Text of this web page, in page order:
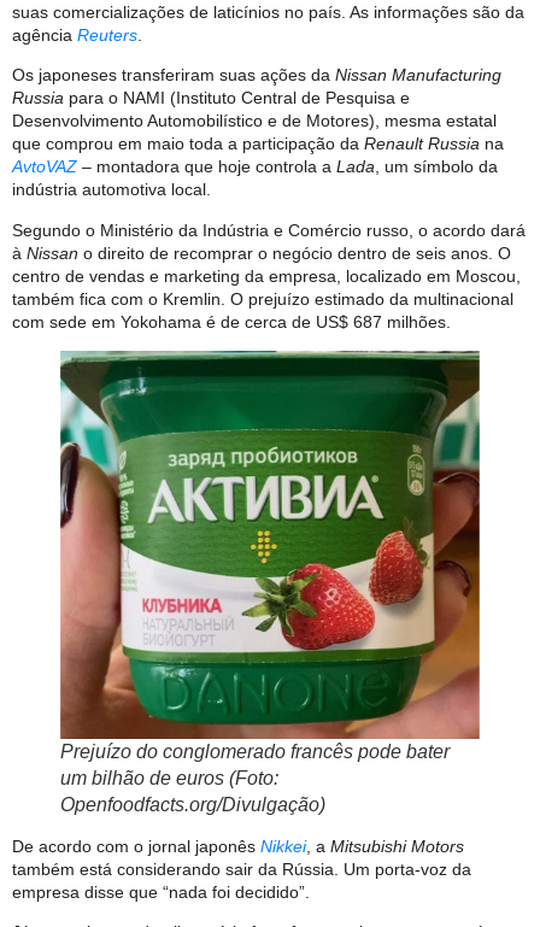
suas comercializações de laticínios no país. As informações são da
agência Reuters
Os japoneses transferiram suas ações da Nissan Manufacturing
Russia para o NAMI (Instituto Central de Pesquisa e
Desenvolvimento Automobilístico e de Motores), mesma estatal
que comprou em maio toda a participação da Renault Russia na
AvtoVAZ – montadora que hoje controla a Lada, um símbolo da
indústria automotiva local.
Segundo o Ministério da Indústria e Comércio russo, o acordo dará
à Nissan o direito de recomprar o negócio dentro de seis anos. O
centro de vendas e marketing da empresa, localizado em Moscou,
também fica com o Kremlin. O prejuízo estimado da multinacional
com sede em Yokohama é de cerca de US$ 687 milhões.
Prejuízo do conglomerado francês pode bater
um bilhão de euros (Foto:
Openfoodfacts.org/Divulgação)
De acordo com o jornal japonês Nikkei, a Mitsubishi Motors
também está considerando sair da Rússia. Um porta-voz da
empresa disse que “nada foi decidido”.